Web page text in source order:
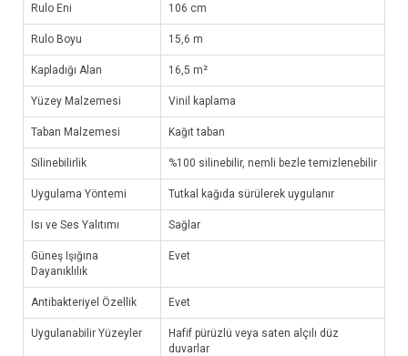
Rulo Eni 106 cm
Rulo Boyu 15,6 m
Kapladığı Alan 16,5 m²
Yüzey Malzemesi Vinil kaplama
Taban Malzemesi Kağıt taban
Silinebilirlik %100 silinebilir, nemli bezle temizlenebilir
Uygulama Yöntemi Tutkal kağıda sürülerek uygulanır
Isı ve Ses Yalıtımı Sağlar
Güneş Işığına
Dayanıklılık
Evet
Antibakteriyel Özellik Evet
Uygulanabilir Yüzeyler
Hafif pürüzlü veya saten alçılı düz
duvarlar